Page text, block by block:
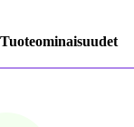
Tuoteominaisuudet